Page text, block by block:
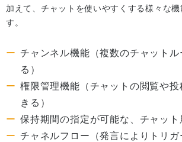
加えて、チャットを使いやすくする様々な
す。
チャンネル機能（複数のチャットル
る）
権限管理機能（チャットの閲覧や
きる）
保持期間の指定が可能な、チャット
チャネルフロー（発言によりトリ